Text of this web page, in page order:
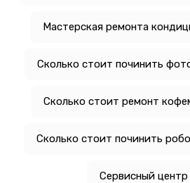
Мастерская ремонта
Сколько стоит починить
Сколько стоит ремонт
Сколько стоит починить
Сервисный центр